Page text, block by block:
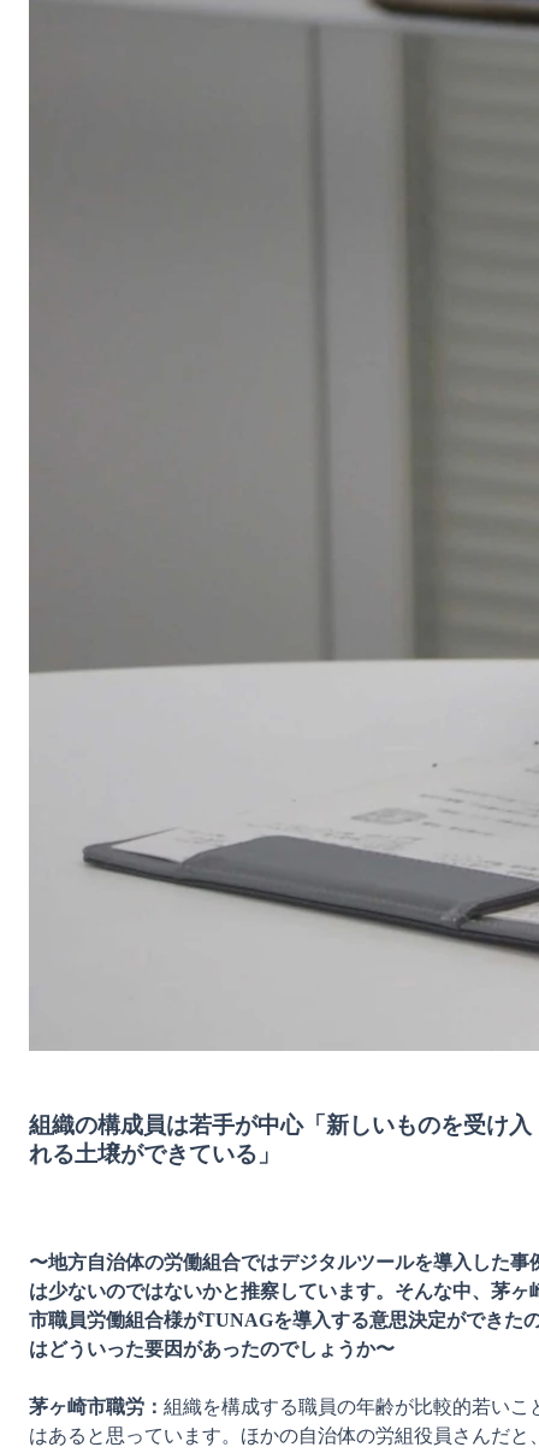
組織の構成員は若手が中心「新しいものを受け入
れる土壌ができている」
〜地方自治体の労働組合ではデジタルツールを導入した事
は少ないのではないかと推察しています。そんな中、茅ヶ
市職員労働組合様がTUNAGを導入する意思決定ができた
はどういった要因があったのでしょうか〜
茅ヶ崎市職労： 組織を構成する職員の年齢が比較的若いこ
はあると思っています。ほかの自治体の労組役員さんだと